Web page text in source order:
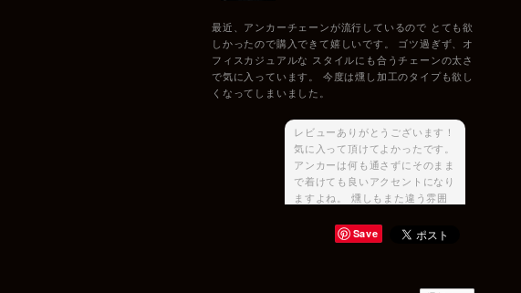
最近、アンカーチェーンが流行しているので とても欲
しかったので購入できて嬉しいです。 ゴツ過ぎず、オ
フィスカジュアルな スタイルにも合うチェーンの太さ
で気に入っています。 今度は燻し加工のタイプも欲し
くなってしまいました。
レビューありがとうございます！
気に入って頂けてよかったです。
アンカーは何も通さずにそのまま
で着けても良いアクセントになり
ますよね。 燻しもまた違う雰囲
非またご相談ください♪
Save